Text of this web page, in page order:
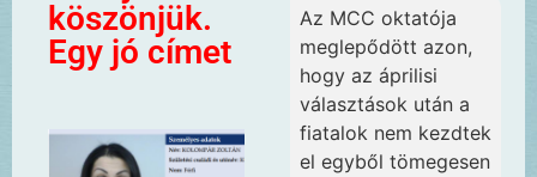
köszönjük.
Egy jó címet
Az MCC oktatója
meglepődött azon,
hogy az áprilisi
választások után a
fiatalok nem kezdtek
el egyből tömegesen